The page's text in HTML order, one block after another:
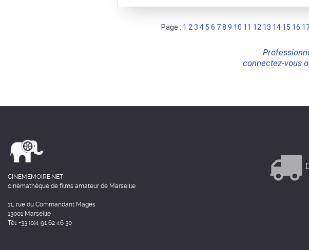
Page : 1 2 3 4 5 6 78 9 10 11 12 13 14 15 16
connectez-vous
CINEMEMOIRE.NET
cinémathèque de films amateur de Marseille
11, rue du Commandant Mages
13001 Marseille
Tél: +33 (0)4 91 62 46 30